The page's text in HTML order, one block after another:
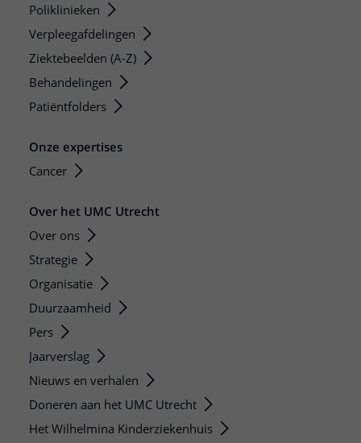
Poliklinieken
Verpleegafdelingen
Ziektebeelden (A-Z)
Behandelingen
Patiëntfolders
Onze expertises
Cancer
Over het UMC Utrecht
Over ons
Strategie
Organisatie
Duurzaamheid
Pers
Jaarverslag
Nieuws en verhalen
Doneren aan het UMC Utrecht
Het Wilhelmina Kinderziekenhuis